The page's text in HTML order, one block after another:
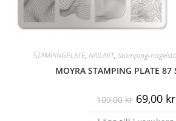
STAMPINGPLATE, NAILART, Stamping-
MOYRA STAMPING PLATE
109,00kr 69,00 kr